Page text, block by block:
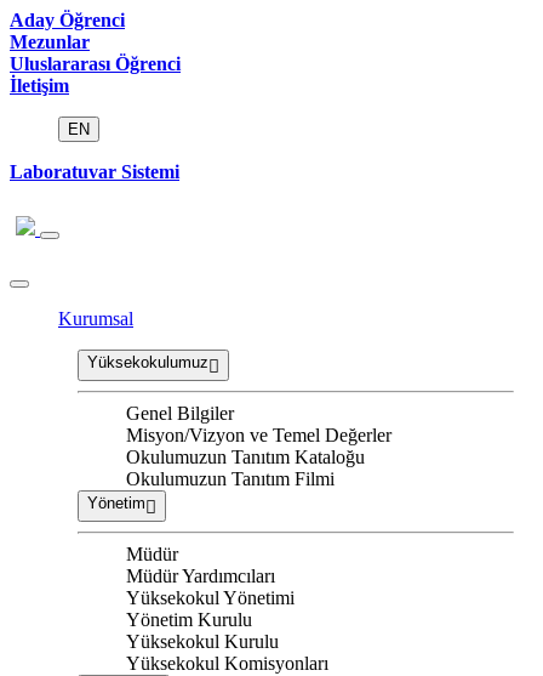
Aday Öğrenci
Mezunlar
Uluslararası Öğrenci
İletişim
EN
Laboratuvar Sistemi
Kurumsal
Yüksekokulumuz
Genel Bilgiler
Misyon/Vizyon ve Temel Değerler
Okulumuzun Tanıtım Kataloğu
Okulumuzun Tanıtım Filmi
Yönetim
Müdür
Müdür Yardımcıları
Yüksekokul Yönetimi
Yönetim Kurulu
Yüksekokul Kurulu
Yüksekokul Komisyonları